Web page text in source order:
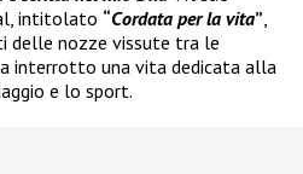
intitolato “Cordata per la vita”
delle nozze vissute tra le
interrotto una vita dedicata alla
e lo sport.